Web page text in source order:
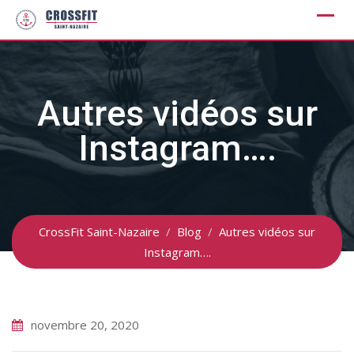
Skip
content
Autres vidéos sur
Instagram….
CrossFit Saint-Nazaire / Blog / Autres vidéos sur
Instagram….
novembre 20, 2020